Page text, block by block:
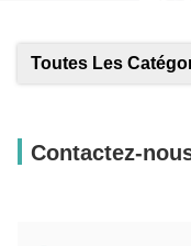
Toutes Les
Contactez-